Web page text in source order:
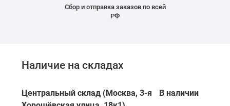
Сбор и отправка заказов по всей
РФ
Наличие на складах
Центральный склад (Москва, 3-я
В наличии